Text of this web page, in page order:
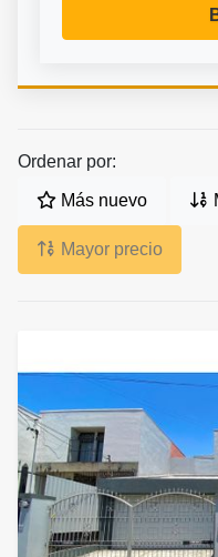
Ordenar por:
Más nuevo
Mayor precio